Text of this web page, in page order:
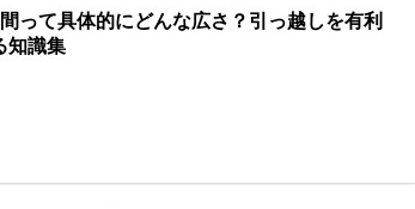
って具体的にどんな広さ？引っ越しを有利
知識集